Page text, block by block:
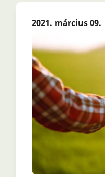
2021. március 09.
Fájl